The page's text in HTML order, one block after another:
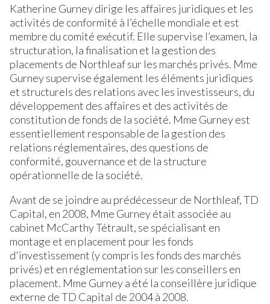
Katherine Gurney dirige les affaires juridiques et les
activités de conformité à l’échelle mondiale et est
membre du comité exécutif. Elle supervise l’examen, la
structuration, la finalisation et la gestion des
placements de Northleaf sur les marchés privés. Mme
Gurney supervise également les éléments juridiques
et structurels des relations avec les investisseurs, du
développement des affaires et des activités de
constitution de fonds de la société. Mme Gurney est
essentiellement responsable de la gestion des
relations réglementaires, des questions de
conformité, gouvernance et de la structure
opérationnelle de la société.
Avant de se joindre au prédécesseur de Northleaf, TD
Capital, en 2008, Mme Gurney était associée au
cabinet McCarthy Tétrault, se spécialisant en
montage et en placement pour les fonds
d'investissement (y compris les fonds des marchés
privés) et en réglementation sur les conseillers en
placement. Mme Gurney a été la conseillère juridique
externe de TD Capital de 2004 à 2008.